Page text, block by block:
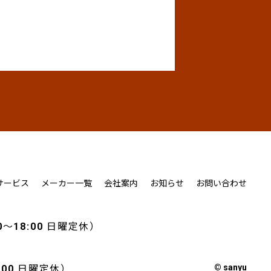
ービス メーカー一覧 会社案内 お知らせ お問い合わせ
18:00 日曜定休）
日曜定休） © sanyu